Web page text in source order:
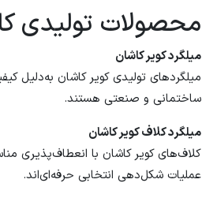
محصولات تولیدی
میلگرد کویر کاشان
میلگردهای تولیدی کویر کاشان به‌دلیل
ساختمانی و صنعتی هستند.
میلگرد کلاف کویر کاشان
کلاف‌های کویر کاشان با انعطاف‌پذیری
عملیات شکل‌دهی انتخابی حرفه‌ای‌اند.